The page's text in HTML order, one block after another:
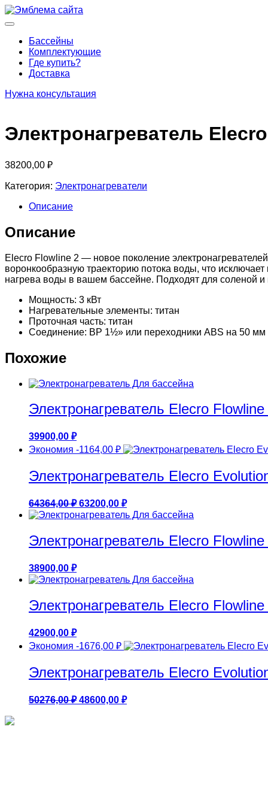
Перейти
к
Основное
Бассейны
Комплектующие
Где купить?
Доставка
Нужна консультация
Электронагреватель
38200,00 ₽
Категория: Электронагреватели
Описание
Описание
Elecro Flowline 2 — новое поколение
воронкообразную траекторию потока воды, что
нагрева воды в вашем бассейне. Подходят для соленой
Мощность: 3 кВт
Нагревательные элементы: титан
Проточная часть: титан
Соединение: ВР 1½» или переходники ABS на 50 мм
Похожие
Электронагреватель Elecro
39900,00 ₽
Экономия -1164,00 ₽
Электронагреватель Elecro
64364,00₽ Первоначальная
цена
составляла
63200,00 ₽Текущая
цена:
Электронагреватель Elecro
38900,00 ₽
Электронагреватель Elecro
42900,00 ₽
Экономия -1676,00 ₽
Электронагреватель Elecro
50276,00₽ Первоначальная
48600,00 ₽Текущая